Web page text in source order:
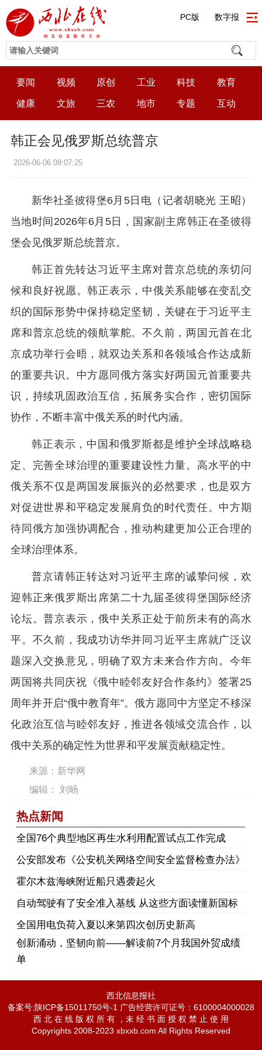
PC版 数字报
要闻 视频 原创 工业 科技 教育
健康 文旅 三农 地市 专题 互动
韩正会见俄罗斯总统普京
2026-06-06 09:07:25
新华社圣彼得堡6月5日电（记者胡晓光 王昭）
当地时间2026年6月5日，国家副主席韩正在圣彼得
堡会见俄罗斯总统普京。
韩正首先转达习近平主席对普京总统的亲切问
候和良好祝愿。韩正表示，中俄关系能够在变乱交
织的国际形势中保持稳定坚韧，关键在于习近平主
席和普京总统的领航掌舵。不久前，两国元首在北
京成功举行会晤，就双边关系和各领域合作达成新
的重要共识。中方愿同俄方落实好两国元首重要共
识，持续巩固政治互信，拓展务实合作，密切国际
协作，不断丰富中俄关系的时代内涵。
韩正表示，中国和俄罗斯都是维护全球战略稳
定、完善全球治理的重要建设性力量。高水平的中
俄关系不仅是两国发展振兴的必然要求，也是双方
对促进世界和平稳定发展肩负的时代责任。中方期
待同俄方加强协调配合，推动构建更加公正合理的
全球治理体系。
普京请韩正转达对习近平主席的诚挚问候，欢
迎韩正来俄罗斯出席第二十九届圣彼得堡国际经济
论坛。普京表示，俄中关系正处于前所未有的高水
平。不久前，我成功访华并同习近平主席就广泛议
题深入交换意见，明确了双方未来合作方向。今年
两国将共同庆祝《俄中睦邻友好合作条约》签署25
周年并开启“俄中教育年”。俄方愿同中方坚定不移深
化政治互信与睦邻友好，推进各领域交流合作，以
俄中关系的确定性为世界和平发展贡献稳定性。
来源：新华网
编辑： 刘旸
热点新闻
​全国76个典型地区再生水利用配置试点工作完成
公安部发布《公安机关网络空间安全监督检查办法》
霍尔木兹海峡附近船只遇袭起火
自动驾驶有了安全准入基线 从这些方面读懂新国标
全国用电负荷入夏以来第四次创历史新高
创新涌动，坚韧向前——解读前7个月我国外贸成绩
单
西北信息报社
备案号:陕ICP备15011750号-1 广告经营许可证号：6100004000028
西 北 在 线 版 权 所 有 ，未 经 书 面 授 权 禁 止 使 用
Copyrights 2008-2023 xbxxb.com All Rights Reserved